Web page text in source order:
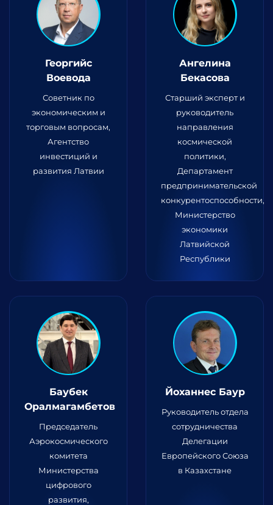
Георгийс
Воевода
Советник по
экономическим и
торговым вопросам,
Агентство
инвестиций и
развития Латвии
Ангелина
Бекасова
Старший эксперт и
руководитель
направления
космической
политики,
Департамент
предпринимательской
конкурентоспособности,
Министерство
экономики
Латвийской
Республики
Баубек
Оралмагамбетов
Председатель
Аэрокосмического
комитета
Министерства
цифрового
развития,
Йоханнес Баур
Руководитель отдела
сотрудничества
Делегации
Европейского Союза
в Казахстане